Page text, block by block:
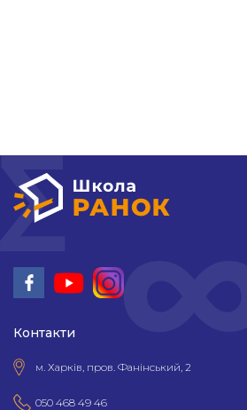
Контакти
м. Харків, пров. Фанінський, 2
050 468 49 46